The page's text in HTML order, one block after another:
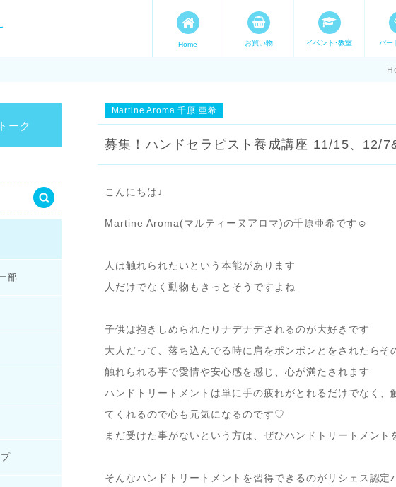
能発信します。 手づくり表現ステージ
Home お買い物 イベント･教室 パー
Martine Aroma 千原 亜希
募集！ハンドセラピスト養成講座 11/15、12/
こんにちは♩
Martine Aroma(マルティーヌアロマ)の千原亜希です☺︎
人は触れられたいという本能があります
人だけでなく動物もきっとそうですよね
子供は抱きしめられたりナデナデされるのが大好きです
大人だって、落ち込んでる時に肩をポンポンとをされたら
触れられる事で愛情や安心感を感じ、心が満たされます
ハンドトリートメントは単に手の疲れがとれるだけでなく
てくれるので心も元気になるのです♡
まだ受けた事がないという方は、ぜひハンドトリートメント
そんなハンドトリートメントを習得できるのがリシェス認
ーク
部